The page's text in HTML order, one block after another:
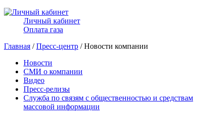
Личный кабинет
Оплата газа
Главная /Пресс-центр / Новости компании
Новости
СМИ о компании
Видео
Пресс-релизы
Служба по связям с общественностью и средствам
массовой информации